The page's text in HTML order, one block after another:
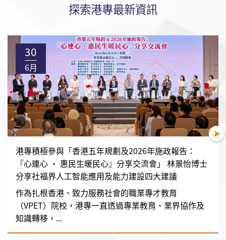
探索港專最新資訊
30
6月
港專積極參與「香港五年規劃及2026年施政報告：
『心連心 • 惠民生暖民心』分享交流會」 林景怡博士
分享社福界人工智能應用及能力建設四大建議
作為扎根香港、致力服務社會的職業專才教育
（VPET）院校，港專一直透過專業教育、業界協作及
知識轉移，...